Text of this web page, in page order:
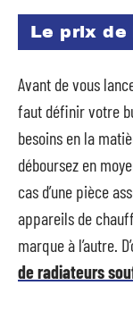
Le prix de
Avant de vous
faut définir votre
besoins en la
déboursez en
cas d’une pièce
appareils de
marque à l’autre.
de radiateurs